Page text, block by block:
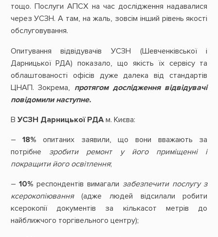
тощо. Послуги АПСХ на час дослідження надавалися
через УСЗН. А там, на жаль, зовсім інший рівень якості
обслуговування.
Опитування відвідувачів УСЗН (Шевченківської і
Дарницької РДА) показало, що якість їх сервісу та
облаштованості офісів дуже далека від стандартів
ЦНАП. Зокрема, протягом дослідження відвідувачі
повідомили наступне.
В УСЗН Дарницької РДАм. Києва:
–18% опитаних заявили, що вони вважають за
потрібне зробити ремонт у його приміщенні і
покращити його освітлення;
–10% респондентів вимагали забезпечити послугу з
ксерокопіювання(адже людей відсилали робити
ксерокопії документів за кількасот метрів до
найближчого торгівельного центру);